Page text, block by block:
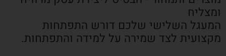
ומצליח
המעגל השלישי שלכם דורש התפתחות
מקצועית לצד שמירה על למידה והתפתחות.